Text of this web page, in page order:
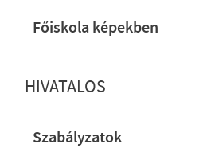
Főiskola képekben
HIVATALOS
Szabályzatok